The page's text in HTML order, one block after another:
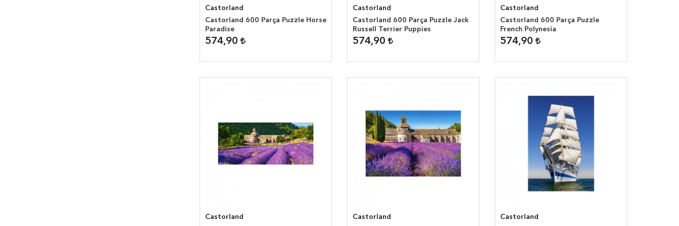
Castorland
Castorland 600 Parça Puzzle Horse
Paradise
574,90
Castorland
Castorland 600 Parça Puzzle Jack
Russell Terrier Puppies
574,90
Castorland
Castorland 600 Parça Puzzle
French Polynesia
574,90
Castorland
Castorland
Castorland